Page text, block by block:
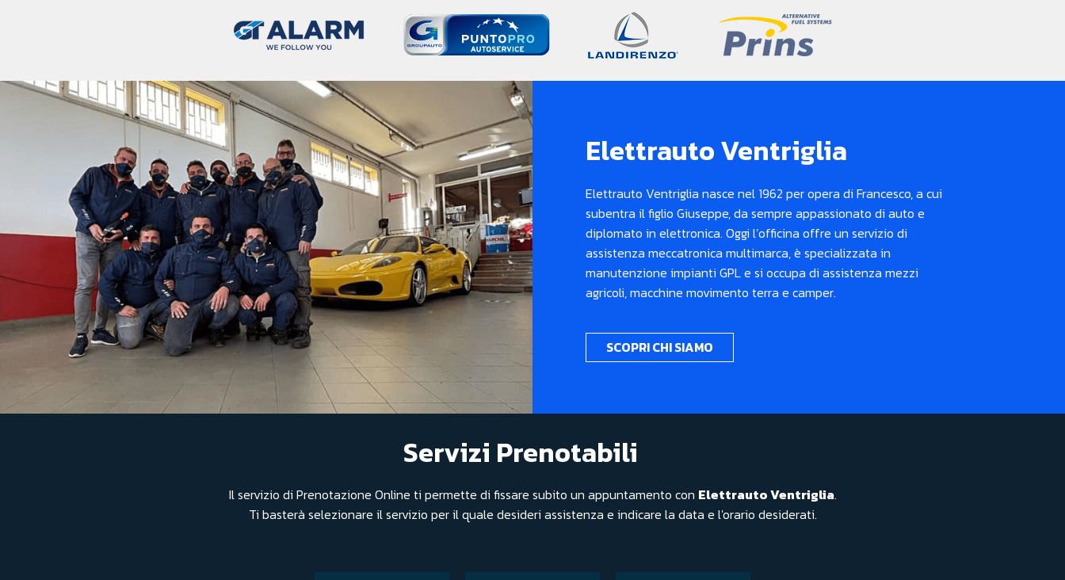
Elettrauto Ventriglia
Elettrauto Ventriglia nasce nel 1962 per opera di Francesco, a cui
subentra il figlio Giuseppe, da sempre appassionato di auto e
diplomato in elettronica. Oggi l’officina offre un servizio di
assistenza meccatronica multimarca, è specializzata in
manutenzione impianti GPL e si occupa di assistenza mezzi
agricoli, macchine movimento terra e camper.
SCOPRI CHI SIAMO
Servizi Prenotabili
Il servizio di Prenotazione Online ti permette di fissare subito un appuntamento con Elettrauto Ventriglia.
Ti basterà selezionare il servizio per il quale desideri assistenza e indicare la data e l'orario desiderati.